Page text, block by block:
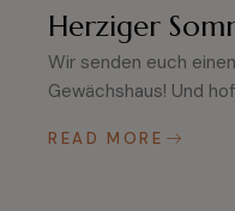
Herziger
Wir senden euch
Gewächshaus! Und
READ MORE